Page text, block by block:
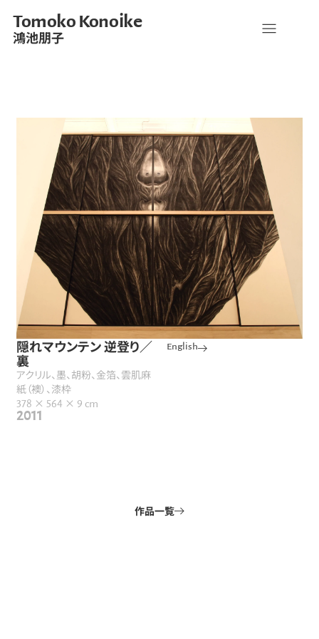
Tomoko Konoike
鴻池朋子
隠れマウンテン 逆登り／
裏
アクリル、墨、胡粉、金箔、雲肌麻
紙（襖）、漆枠
378 × 564 × 9 cm
2011
English
作品一覧